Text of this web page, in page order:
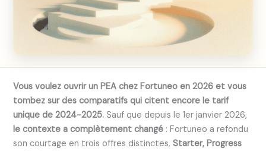
Vous voulez ouvrir un PEA chez Fortuneo en 2026 et vous
tombez sur des comparatifs qui citent encore le tarif
unique de 2024-2025. Sauf que depuis le 1er janvier 2026,
le contexte a complètement changé : Fortuneo a refondu
son courtage en trois offres distinctes, Starter, Progress